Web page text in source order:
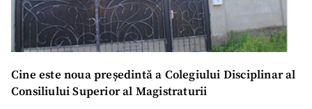
Cine este noua președintă a Colegiului Disciplinar al
Consiliului Superior al Magistraturii